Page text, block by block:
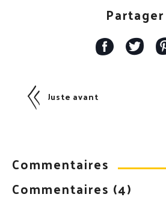
Partager
Juste avant
Commentaires
Commentaires (4)